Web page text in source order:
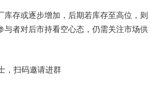
存或逐步增加，后期若库存至高位，则
者对后市持看空心态，仍需关注市场供
，扫码邀请进群